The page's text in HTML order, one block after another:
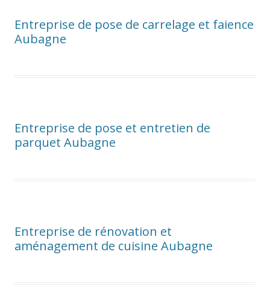
Entreprise de pose de carrelage et faience
Aubagne
Entreprise de pose et entretien de
parquet Aubagne
Entreprise de rénovation et
aménagement de cuisine Aubagne